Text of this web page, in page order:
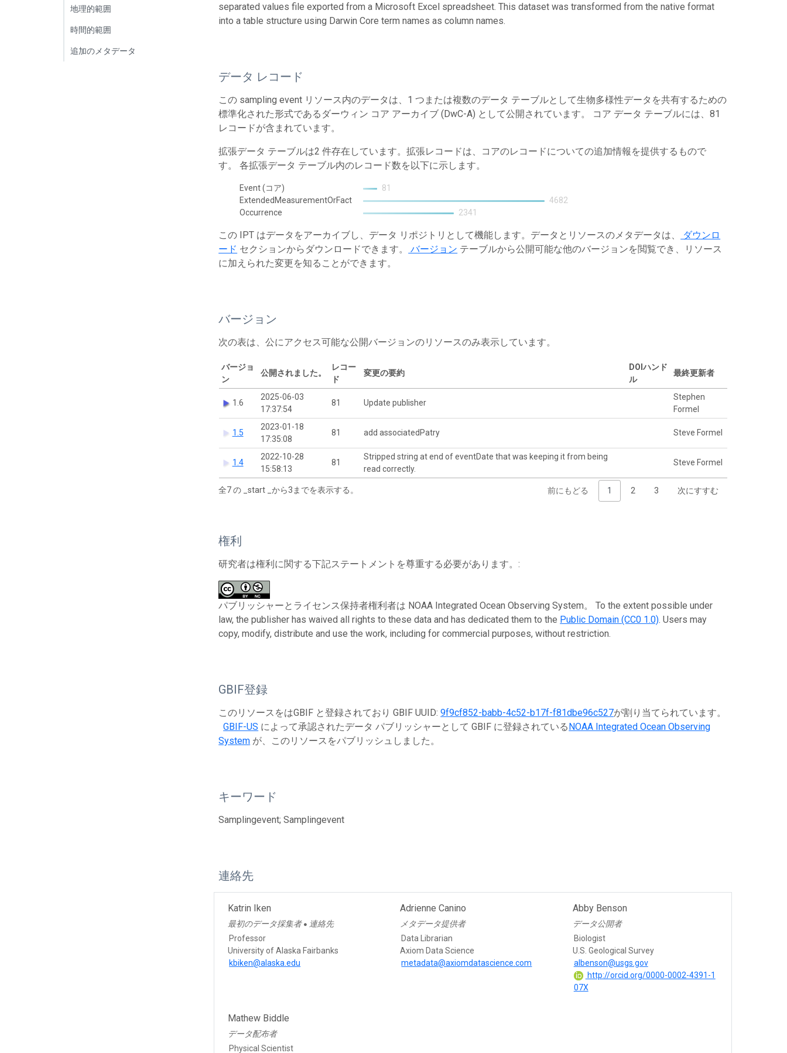
地理的範囲
時間的範囲
追加のメタデータ
separated values file exported from a Microsoft Excel spreadsheet. This dataset was transformed from the native format
into a table structure using Darwin Core term names as column names.
データ レコード
この sampling event リソース内のデータは、1 つまたは複数のデータ テーブルとして生物多様性データを共有するための
標準化された形式であるダーウィン コア アーカイブ (DwC-A) として公開されています。 コア データ テーブルには、81
レコードが含まれています。
拡張データ テーブルは2 件存在しています。拡張レコードは、コアのレコードについての追加情報を提供するもので
す。 各拡張データ テーブル内のレコード数を以下に示します。
Event (コア)
81
ExtendedMeasurementOrFact
4682
Occurrence
2341
この IPT はデータをアーカイブし、データ リポジトリとして機能します。データとリソースのメタデータは、
ダウンロ
ード セクションからダウンロードできます。 バージョン テーブルから公開可能な他のバージョンを閲覧でき、リソース
に加えられた変更を知ることができます。
バージョン
次の表は、公にアクセス可能な公開バージョンのリソースのみ表示しています。
バージョ
ン
公開されました。
レコー
ド
変更の要約
DOIハンド
ル
最終更新者
1.6
2025-06-03
17:37:54
81 Update publisher
Stephen
Formel
1.5
2023-01-18
17:35:08
81 add associatedPatry Steve Formel
1.4
2022-10-28
15:58:13
81
Stripped string at end of eventDate that was keeping it from being
read correctly.
Steve Formel
全7 の _start _から3までを表示する。 前にもどる 1 2 3 次にすすむ
権利
研究者は権利に関する下記ステートメントを尊重する必要があります。:
パブリッシャーとライセンス保持者権利者は NOAA Integrated Ocean Observing System。 To the extent possible under
law, the publisher has waived all rights to these data and has dedicated them to the Public Domain (CC0 1.0). Users may
copy, modify, distribute and use the work, including for commercial purposes, without restriction.
GBIF登録
このリソースをはGBIF と登録されており GBIF UUID:9f9cf852-babb-4c52-b17f-f81dbe96c527が割り当てられています。
GBIF-US によって承認されたデータ パブリッシャーとして GBIF に登録されている NOAA Integrated Ocean Observing
System が、このリソースをパブリッシュしました。
キーワード
Samplingevent; Samplingevent
連絡先
Katrin Iken
最初のデータ採集者 ● 連絡先
Professor
University of Alaska Fairbanks
kbiken@alaska.edu
Adrienne Canino
メタデータ提供者
Data Librarian
Axiom Data Science
metadata@axiomdatascience.com
Abby Benson
データ公開者
Biologist
U.S. Geological Survey
albenson@usgs.gov
http://orcid.org/0000-0002-4391-1
07X
Mathew Biddle
データ配布者
Physical Scientist